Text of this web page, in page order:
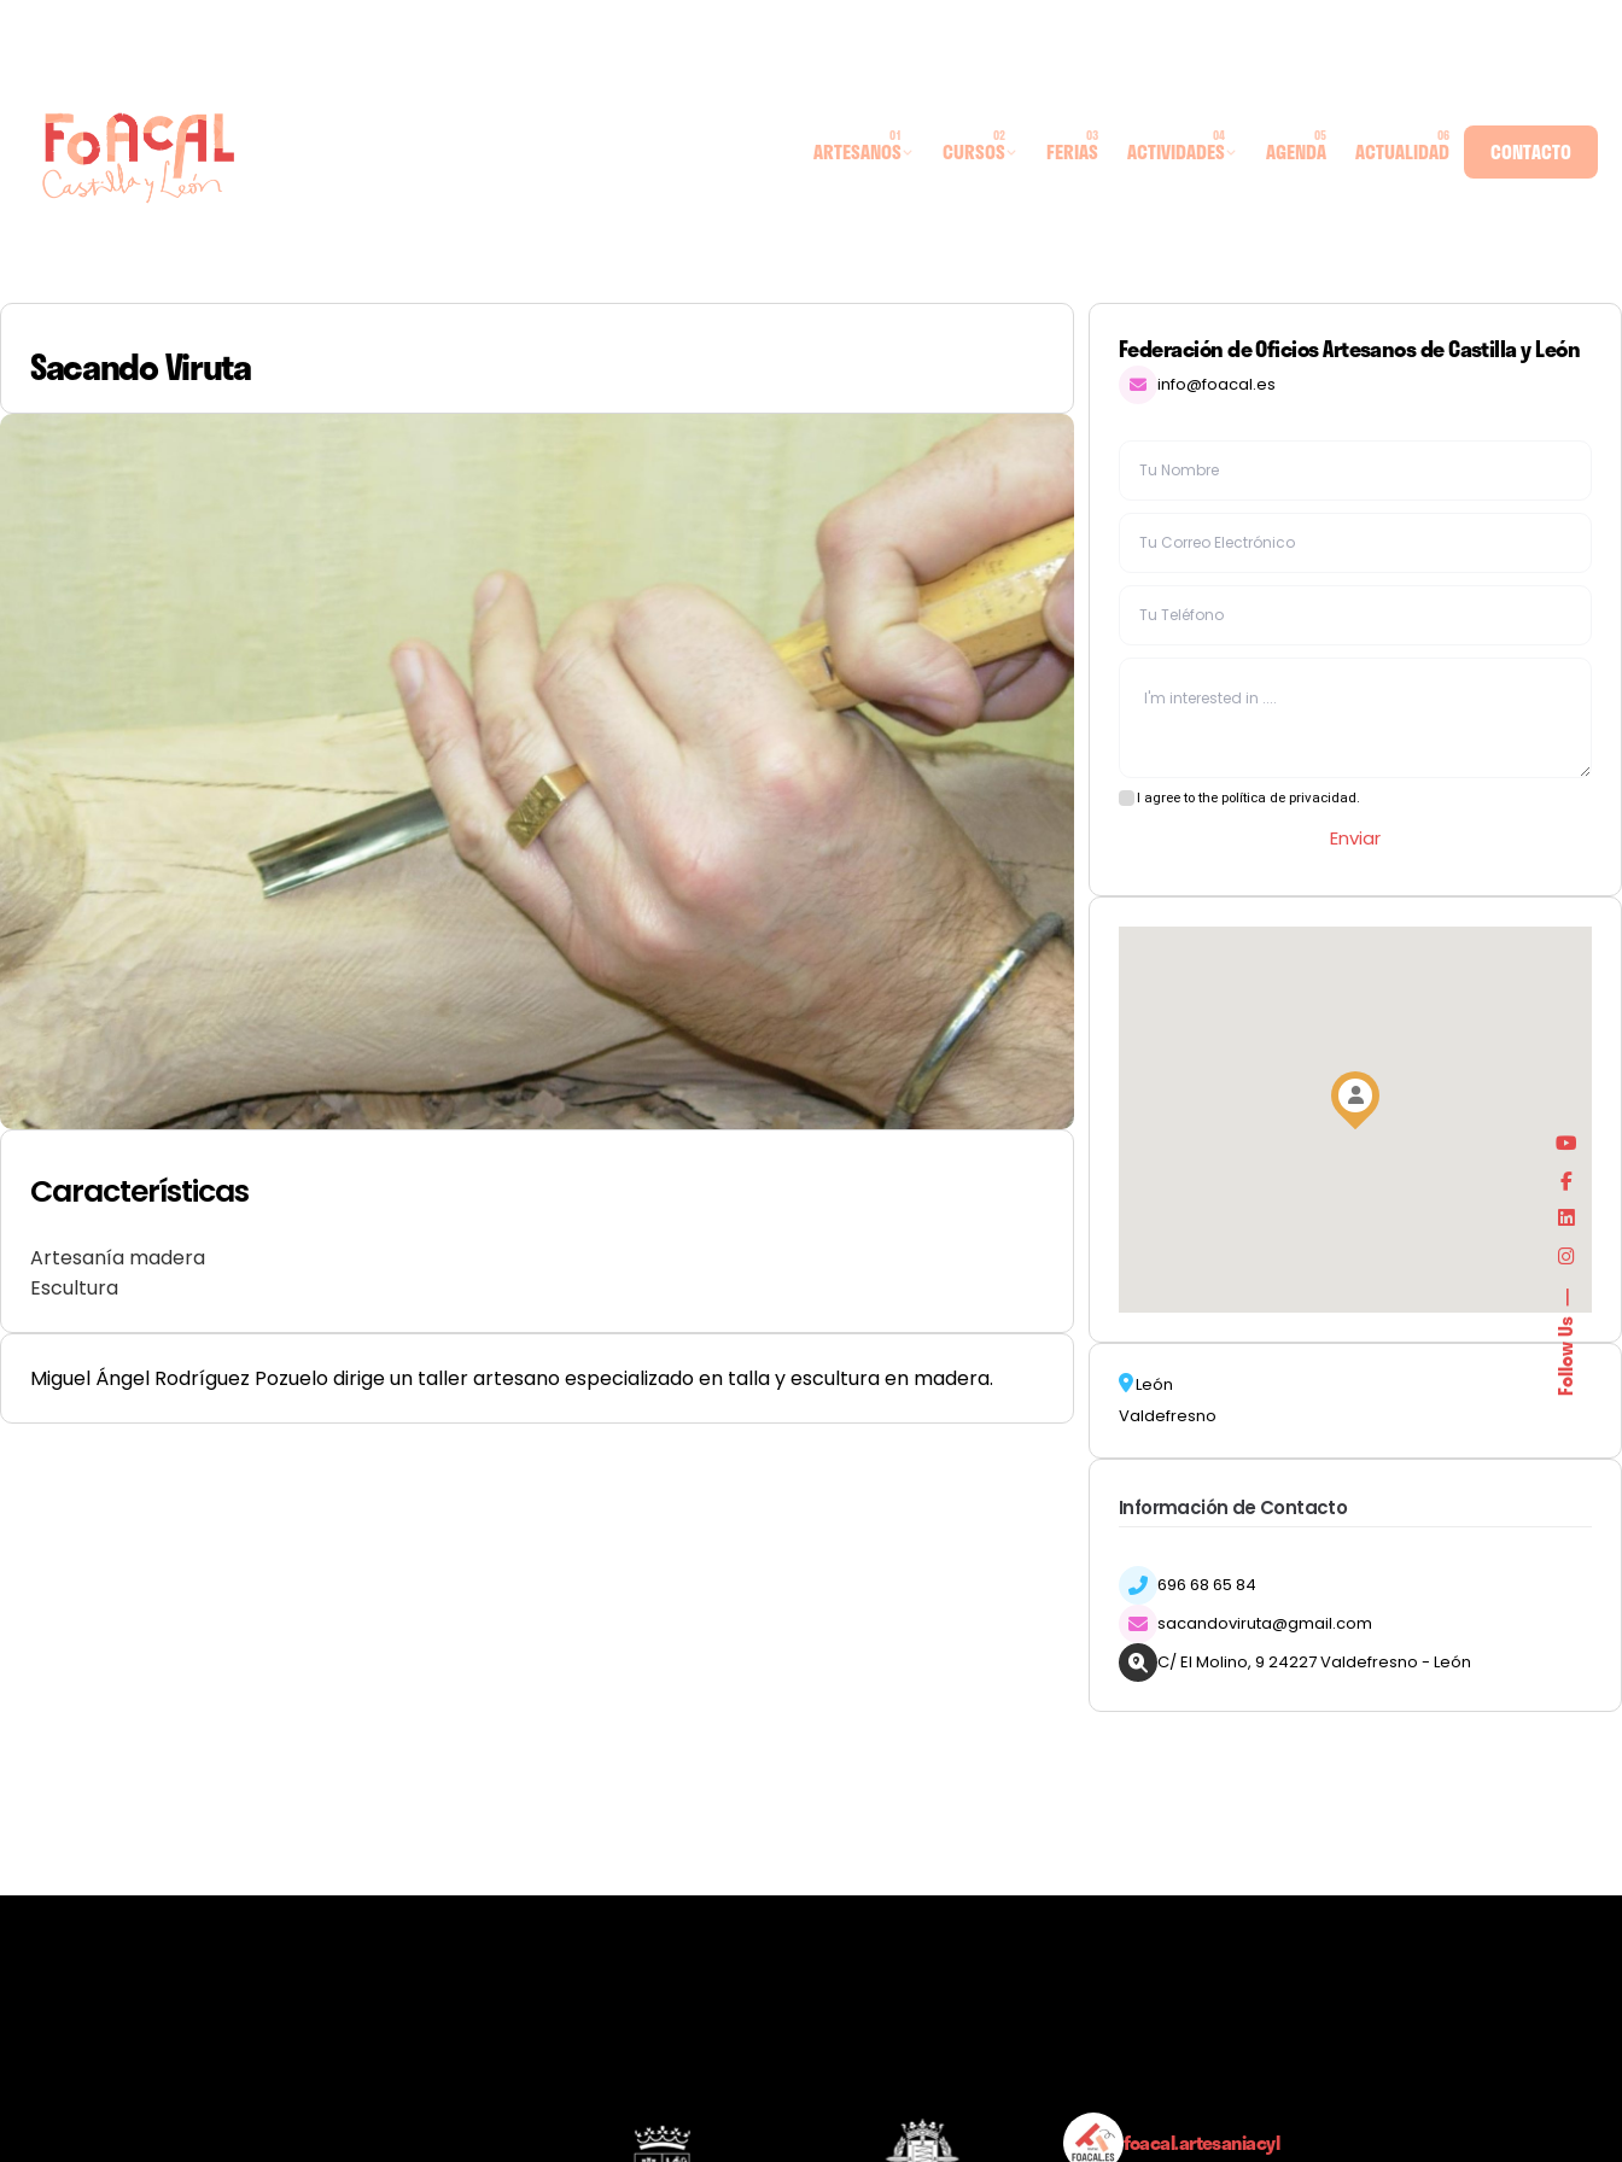
Follow Us
ARTESANOS CURSOS FERIAS ACTIVIDADES AGENDA ACTUALIDAD CONTACTO
Sacando Viruta
Características
Artesanía madera
Escultura
Miguel Ángel Rodríguez Pozuelo dirige un taller artesano especializado en talla y escultura en madera.
Federación de Oficios Artesanos de Castilla y León
info@foacal.es
I agree to the política de privacidad.
Enviar
León
Valdefresno
Información de Contacto
696 68 65 84
sacandoviruta@gmail.com
C/ El Molino, 9 24227 Valdefresno - León
foacal.artesaniacyl